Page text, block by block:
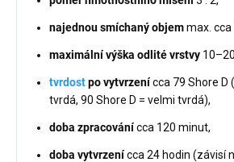
najednou smíchaný objemmax. cca
maximální výška odlité vrstvy
tvrdostpo vytvrzenícca 79 Shore D
tvrdá, 90 Shore D = velmi tvrdá),
doba zpracovánícca 120 minut,
doba vytvrzenícca 24 hodin (závisí